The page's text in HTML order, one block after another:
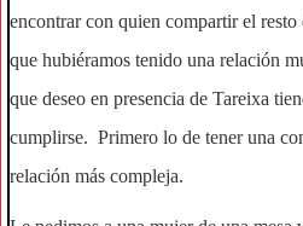
encontrar con quien compartir el
que hubiéramos tenido una relación
que deseo en presencia de Tareixa
cumplirse. Primero lo de tener una
relación más compleja.